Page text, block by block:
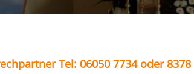
Tel: 06050 7734 oder 8378